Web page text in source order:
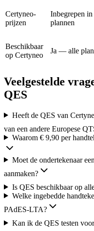
Certyneo-
prijzen
Inbegrepen in
plannen
Beschikbaar
op Certyneo
Ja — alle
Veelgestelde
QES
Heeft de QES van
van een andere Europese
Waarom € 9,90 per
Moet de ondertekenaar
aanmaken?
Is QES beschikbaar op
Welke ingebedde
PAdES-LTA?
Kan ik de QES testen